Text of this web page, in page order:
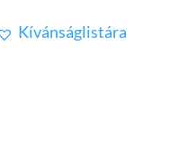
was:
is:
Kívánságlistára